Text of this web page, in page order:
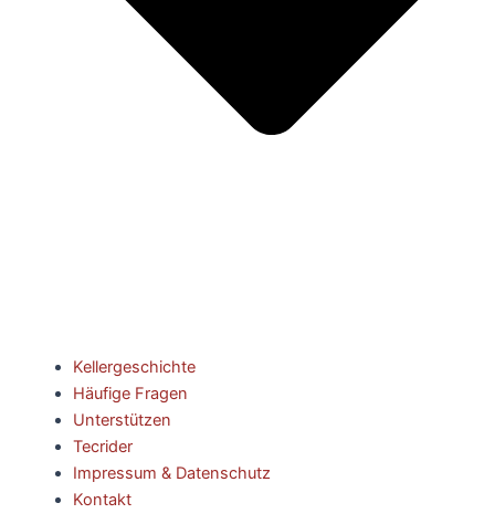
Kellergeschichte
Häufige Fragen
Unterstützen
Tecrider
Impressum & Datenschutz
Kontakt